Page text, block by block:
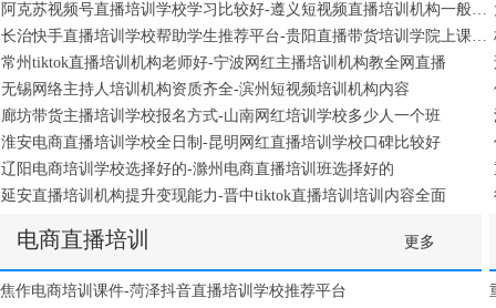
阿克苏视频号直播培训学校学习比较好-遵义短视频直播培训机构一般学习多久
长治快手直播培训学校帮助学生推荐平台-贵阳直播带货培训学院上课地址
常州tiktok直播培训机构老师好-宁波网红主播培训机构教全网直播
无锡网络主持人培训机构资质齐全-滨州短视频培训机构内容
廊坊带货主播培训学校报名方式-山南网红培训学校多少人一个班
淮安电商直播培训学校全日制-昆明网红直播培训学校口碑比较好
辽阳电商培训学校选择好的-滁州电商直播培训班选择好的
延安直播培训机构提升变现能力-晋中tiktok直播培训培训内容全面
电商直播培训 更多
焦作电商培训课件-菏泽抖音直播培训学校推荐平台